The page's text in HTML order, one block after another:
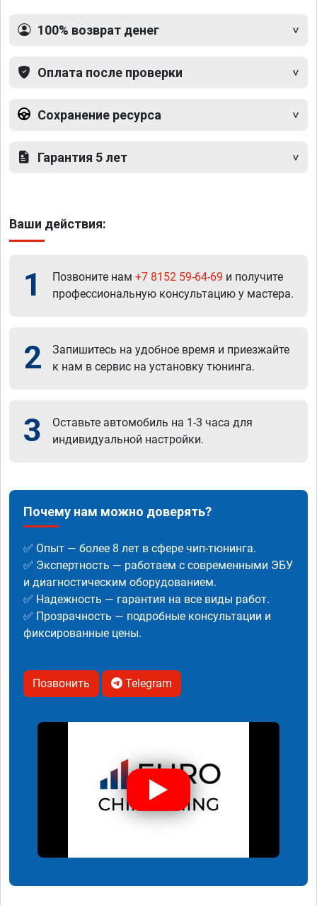
100% возврат денег
Оплата после проверки
Сохранение ресурса
Гарантия 5 лет
Ваши действия:
1 Позвоните нам +7 8152 59-64-69 и получите
профессиональную консультацию у мастера.
2
Запишитесь на удобное время и приезжайте
к нам в сервис на установку тюнинга.
3
Оставьте автомобиль на 1-3 часа для
индивидуальной настройки.
Почему нам можно доверять?
✅ Опыт — более 8 лет в сфере чип-тюнинга.
✅ Экспертность — работаем с современными ЭБУ
и диагностическим оборудованием.
✅ Надежность — гарантия на все виды работ.
✅ Прозрачность — подробные консультации и
фиксированные цены.
Позвонить Telegram